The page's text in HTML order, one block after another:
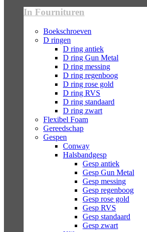
In Fournituren
Boekschroeven
D ringen
D ring antiek
D ring Gun Metal
D ring messing
D ring regenboog
D ring rose gold
D ring RVS
D ring standaard
D ring zwart
Flexibel Foam
Gereedschap
Gespen
Conway
Halsbandgesp
Gesp antiek
Gesp Gun Metal
Gesp messing
Gesp regenboog
Gesp rose gold
Gesp RVS
Gesp standaard
Gesp zwart